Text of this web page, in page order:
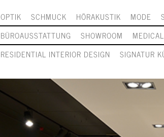
OPTIK SCHMUCK HÖRAKUSTIK MODE
BÜROAUSSTATTUNG SHOWROOM MEDICAL
RESIDENTIAL INTERIOR DESIGN SIGNATUR